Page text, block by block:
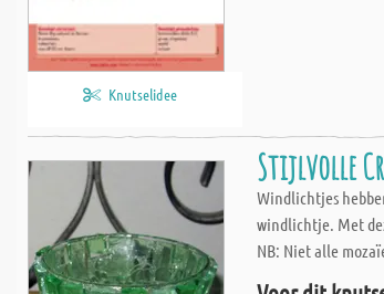
Knutselidee
Stijlvolle
Windlichtjes
windlichtje. Met
NB: Niet alle